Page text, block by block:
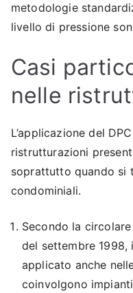
metodologie
livello di pressione
Casi
nelle
L’applicazione del
ristrutturazioni
soprattutto quando si
condominiali.
Secondo la
del settembre 1998,
applicato anche
coinvolgono